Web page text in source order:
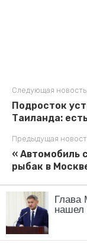
Глава
нашел